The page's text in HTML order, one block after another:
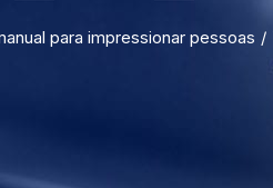
para impressionar pessoas